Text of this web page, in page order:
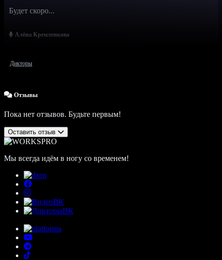
Алёна Кремленкова
Будет скоро...
Дикторы
Отзывы
Пока нет отзывов. Будьте первым!
Оставить отзыв
Мы всегда идём в ногу со временем!